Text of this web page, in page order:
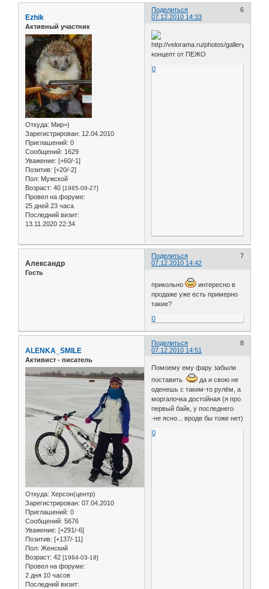
Поделиться
6
07.12.2010 14:33
Ezhik
Активный участник
Откуда: Мир=)
Зарегистрирован: 12.04.2010
Приглашений: 0
Сообщений: 1629
Уважение: [+60/-1]
Позитив: [+20/-2]
Пол: Мужской
Возраст: 40 [1985-09-27]
Провел на форуме:
25 дней 23 часа
Последний визит:
13.11.2020 22:34
концепт от ПЕЖО
0
Поделиться
7
07.12.2010 14:42
Александр
Гость
прикольно
интересно в
продаже уже есть примерно
такие?
0
Поделиться
8
07.12.2010 14:51
ALENKA_SMILE
Активист - писатель
Откуда: Херсон(центр)
Зарегистрирован: 07.04.2010
Приглашений: 0
Сообщений: 5676
Уважение: [+291/-6]
Позитив: [+137/-11]
Пол: Женский
Возраст: 42 [1984-03-18]
Провел на форуме:
2 дня 10 часов
Последний визит:
Помоему ему фару забыли
поставить
да и свою не
оденешь с таким-то рулём, а
моргалочка достойная (я про
первый байк, у последнего
-не ясно... вроде бы тоже нет)
0